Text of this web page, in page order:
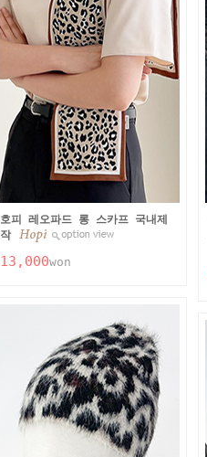
호피 레오파드 롱 스카프 국내제
작
13,000won